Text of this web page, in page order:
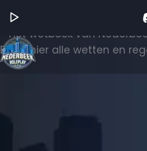
Het wetboek van
Bekijk hier alle wetten en